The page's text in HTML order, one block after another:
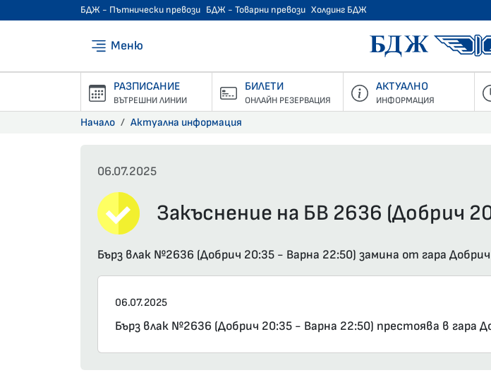
БДЖ - Пътнически превози БДЖ - Товарни превози Холдинг БДЖ
Меню
РАЗПИСАНИЕ
ВЪТРЕШНИ ЛИНИИ
БИЛЕТИ
ОНЛАЙН РЕЗЕРВАЦИЯ
АКТУАЛНО
ИНФОРМАЦИЯ
Начало Актуална информация
06.07.2025
Закъснение на БВ 2636 (Добрич
Бърз влак №2636 (Добрич 20:35 - Варна 22:50) замина от гара
06.07.2025
Бърз влак №2636 (Добрич 20:35 - Варна 22:50) престоява в гара